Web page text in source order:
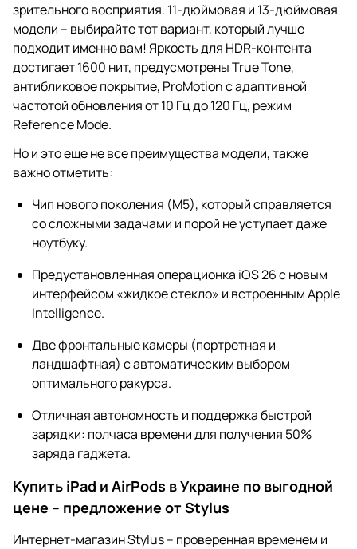
зрительного восприятия. 11-дюймовая и 13-дюймовая
модели – выбирайте тот вариант, который лучше
подходит именно вам! Яркость для HDR-контента
достигает 1600 нит, предусмотрены True Tone,
антибликовое покрытие, ProMotion с адаптивной
частотой обновления от 10 Гц до 120 Гц, режим
Reference Mode.
Но и это еще не все преимущества модели, также
важно отметить:
Чип нового поколения (М5), который справляется
со сложными задачами и порой не уступает даже
ноутбуку.
Предустановленная операционка iOS 26 с новым
интерфейсом «жидкое стекло» и встроенным Apple
Intelligence.
Две фронтальные камеры (портретная и
ландшафтная) с автоматическим выбором
оптимального ракурса.
Отличная автономность и поддержка быстрой
зарядки: полчаса времени для получения 50%
заряда гаджета.
Купить iPad и AirPods в Украине по выгодной
цене – предложение от Stylus
Интернет-магазин Stylus – проверенная временем и